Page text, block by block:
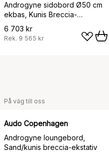
Androgyne sidobord Ø50 cm
ekbas, Kunis Breccia-
bordsskiva
6 703 kr
Rek. 9 565 kr
På väg till oss
Audo Copenhagen
Androgyne loungebord,
Sand/kunis breccia-ekstativ